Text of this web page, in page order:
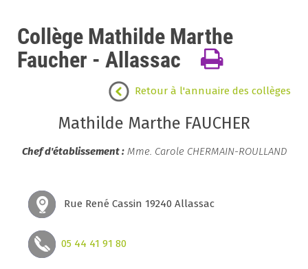
Collège Mathilde Marthe
Faucher - Allassac
Retour à l'annuaire des collèges
Mathilde Marthe FAUCHER
Chef d'établissement :Mme. Carole CHERMAIN-ROULLAND
Rue René Cassin 19240 Allassac
05 44 41 91 80